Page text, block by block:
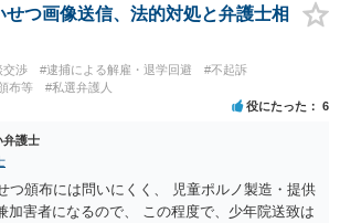
合わせるという方法があります。
せつ画像送信、法的対処と弁護士相
交渉 #逮捕による解雇・退学回避
#不起訴
布等
#私選弁護人
役にたった 6
弁護士
つ頒布には問いにくく、 児童ポルノ製造・提供
加害者になるので、 この程度で、少年院送致は